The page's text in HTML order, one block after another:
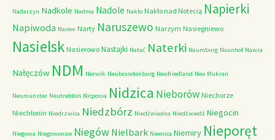
Nadarzyn Nadkole Nadma Nadole Nakło Nakło nad Notecią Napierki
Napiwoda Narew Narty Naruszewo Narzym Nasiegniewo
Nasielsk Nasierowo Nastajki Natać Naterki Naumburg Naunhof Nawra
Nałęczów NDM Nerwik Neubrandenburg Neufriedland Neu Mukran
Neumunster Neutrebbin Nicponia Nidzica Nieborów Niechorze
Niechłonin Niedrzwica Niedzbórz Niedźwiadna Niedźwiedź Niegocin
Niegowa Niegowonice Niegów Nielbark Niemica Niemiry Nieporęt